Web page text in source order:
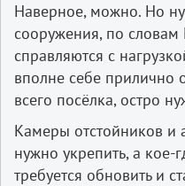
Наверное, можно. Но
сооружения, по словам
справляются с
вполне себе прилично
всего посёлка, остро
Камеры отстойников и
нужно укрепить, а кое-
требуется обновить и